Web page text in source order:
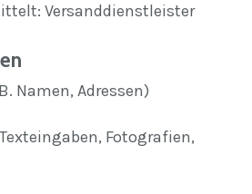
Versanddienstleister
Namen, Adressen)
Fotografien,